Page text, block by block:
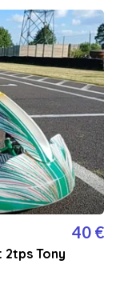
2tps Tony
40 €